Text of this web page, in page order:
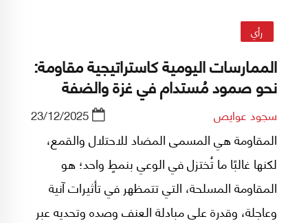
رأي
الممارسات اليومية كاستراتيجية مقاومة:
نحو صمود مُستدام في غزة والضفة
سجود عوايص 23/12/2025
المقاومة هي المسمى المضاد للاحتلال والقمع،
لكنها غالبًا ما تُختزل في الوعي بنمطٍ واحد؛ هو
المقاومة المسلحة، التي تتمظهر في تأثيرات آنية
وعاجلة، وقدرة على مبادلة العنف وصده وتحديه عبر